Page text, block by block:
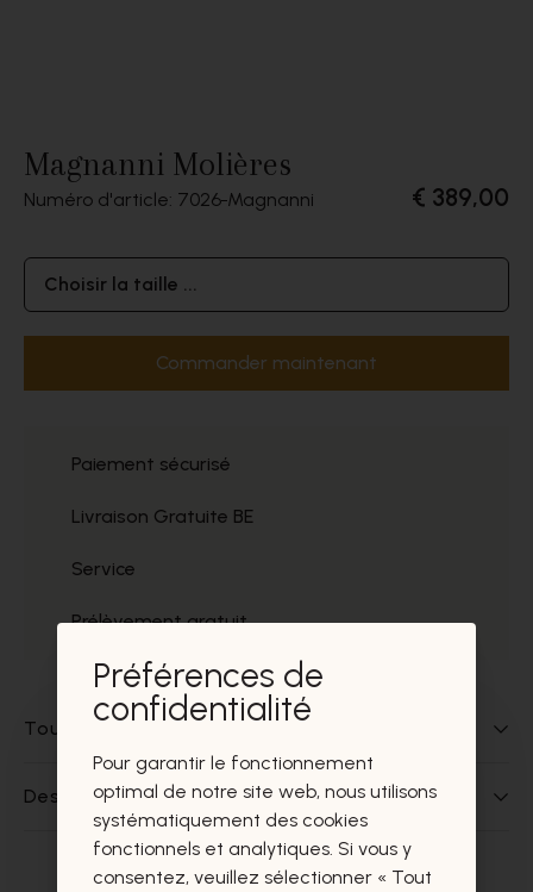
Magnanni Molières
Numéro d'article: 7026 Magnanni € 389,00
Choisir la taille ...
Commander maintenant
Paiement sécurisé
Livraison Gratuite BE
Service
Prélèvement gratuit
Tout sur ce produit
Des questions sur ce produit?
Préférences de
confidentialité
Pour garantir le fonctionnement
optimal de notre site web, nous utilisons
systématiquement des cookies
fonctionnels et analytiques. Si vous y
consentez, veuillez sélectionner « Tout